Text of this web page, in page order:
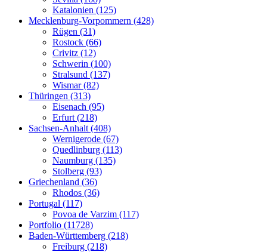
Katalonien (125)
Mecklenburg-Vorpommern (428)
Rügen (31)
Rostock (66)
Crivitz (12)
Schwerin (100)
Stralsund (137)
Wismar (82)
Thüringen (313)
Eisenach (95)
Erfurt (218)
Sachsen-Anhalt (408)
Wernigerode (67)
Quedlinburg (113)
Naumburg (135)
Stolberg (93)
Griechenland (36)
Rhodos (36)
Portugal (117)
Povoa de Varzim (117)
Portfolio (11728)
Baden-Württemberg (218)
Freiburg (218)